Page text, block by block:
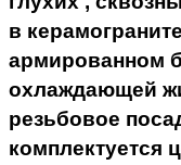
в
армированном
охлаждающей
резьбовое
комплектуется